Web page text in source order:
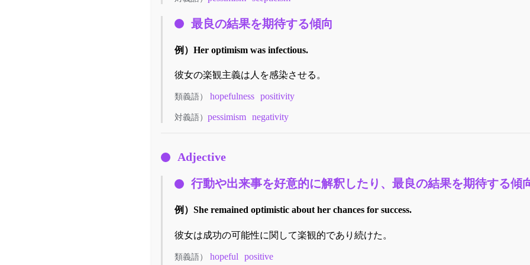
最良の結果を期待する傾向
例） Her optimism was infectious.
彼女の楽観主義は人を感染させる。
類義語） hopefulness positivity
対義語） pessimism negativity
Adjective
行動や出来事を好意的に解釈したり、最良の結果を期待する傾
例） She remained optimistic about her chances for success.
彼女は成功の可能性に関して楽観的であり続けた。
類義語） hopeful positive